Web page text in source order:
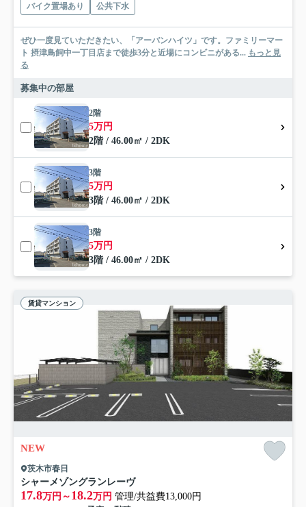
バイク置場あり
公共下水
ぜひ一度見ていただきたい、「アーバンハイツ」です。ファミリーマー
ト 摂津鳥飼中一丁目店まで徒歩3分と近場にコンビニがある... もっと見
る
募集中の部屋
2階
5万円
2階 / 46.00㎡ / 2DK
3階
5万円
3階 / 46.00㎡ / 2DK
3階
5万円
3階 / 46.00㎡ / 2DK
賃貸マンション
NEW
茨木市春日
シャーメゾングランレーヴ
17.8万円～ 18.2万円 管理/共益費13,000円